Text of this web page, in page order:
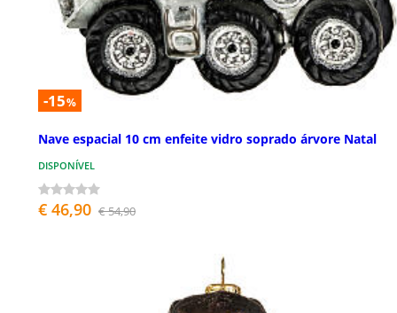
-15%
Nave espacial 10 cm enfeite vidro soprado árvore Natal
DISPONÍVEL
€ 46,90 € 54,90